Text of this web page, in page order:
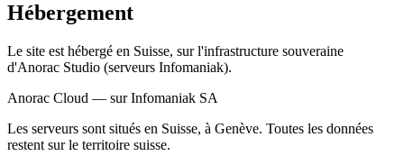
Hébergement
Le site est hébergé en Suisse, sur l'infrastructure souveraine
d'Anorac Studio (serveurs Infomaniak).
Anorac Cloud — sur Infomaniak SA
Les serveurs sont situés en Suisse, à Genève. Toutes les données
restent sur le territoire suisse.